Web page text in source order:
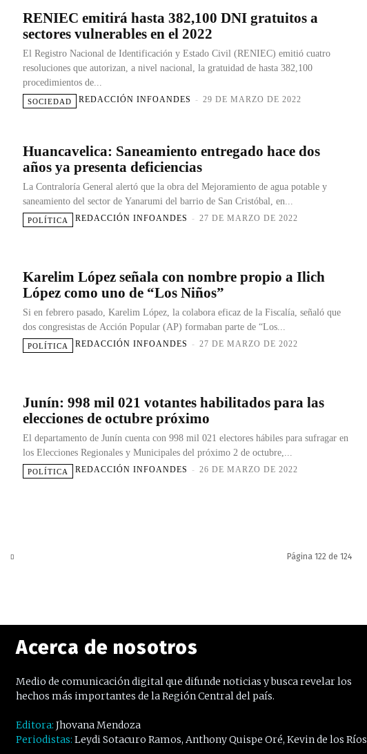
RENIEC emitirá hasta 382,100 DNI gratuitos a
sectores vulnerables en el 2022
El Registro Nacional de Identificación y Estado Civil (RENIEC) emitió cuatro
resoluciones que autorizan, a nivel nacional, la gratuidad de hasta 382,100
procedimientos de...
SOCIEDAD REDACCIÓN INFOANDES - 29 DE MARZO DE 2022
Huancavelica: Saneamiento entregado hace dos
años ya presenta deficiencias
La Contraloría General alertó que la obra del Mejoramiento de agua potable y
saneamiento del sector de Yanarumi del barrio de San Cristóbal, en...
POLÍTICA REDACCIÓN INFOANDES - 27 DE MARZO DE 2022
Karelim López señala con nombre propio a Ilich
López como uno de “Los Niños”
Si en febrero pasado, Karelim López, la colabora eficaz de la Fiscalía, señaló que
dos congresistas de Acción Popular (AP) formaban parte de “Los...
POLÍTICA REDACCIÓN INFOANDES - 27 DE MARZO DE 2022
Junín: 998 mil 021 votantes habilitados para las
elecciones de octubre próximo
El departamento de Junín cuenta con 998 mil 021 electores hábiles para sufragar en
los Elecciones Regionales y Municipales del próximo 2 de octubre,...
POLÍTICA REDACCIÓN INFOANDES - 26 DE MARZO DE 2022
Página 122 de 124
Acerca de nosotros
Medio de comunicación digital que difunde noticias y busca revelar los
hechos más importantes de la Región Central del país.
Editora: Jhovana Mendoza
Periodistas: Leydi Sotacuro Ramos, Anthony Quispe Oré, Kevin de los Ríos